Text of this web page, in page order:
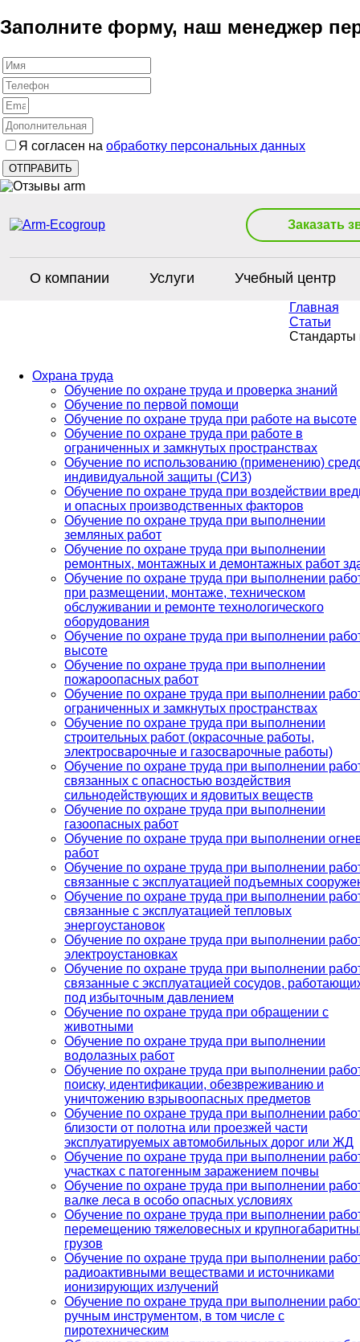
Заполните форму, наш менеджер
Я согласен на обработку персональных данных
Заказать
О компании Услуги Учебный центр
Главная
Статьи
Стандарты
Охрана труда
Обучение по охране труда и проверка знаний
Обучение по первой помощи
Обучение по охране труда при работе на высоте
Обучение по охране труда при работе в
ограниченных и замкнутых пространствах
Обучение по использованию (применению)
индивидуальной защиты (СИЗ)
Обучение по охране труда при воздействии
и опасных производственных факторов
Обучение по охране труда при выполнении
земляных работ
Обучение по охране труда при выполнении
ремонтных, монтажных и демонтажных работ
Обучение по охране труда при выполнении
при размещении, монтаже, техническом
обслуживании и ремонте технологического
оборудования
Обучение по охране труда при выполнении
высоте
Обучение по охране труда при выполнении
пожароопасных работ
Обучение по охране труда при выполнении
ограниченных и замкнутых пространствах
Обучение по охране труда при выполнении
строительных работ (окрасочные работы,
электросварочные и газосварочные работы)
Обучение по охране труда при выполнении
связанных с опасностью воздействия
сильнодействующих и ядовитых веществ
Обучение по охране труда при выполнении
газоопасных работ
Обучение по охране труда при выполнении
работ
Обучение по охране труда при выполнении
связанные с эксплуатацией подъемных
Обучение по охране труда при выполнении
связанные с эксплуатацией тепловых
энергоустановок
Обучение по охране труда при выполнении
электроустановках
Обучение по охране труда при выполнении
связанные с эксплуатацией сосудов,
под избыточным давлением
Обучение по охране труда при обращении с
животными
Обучение по охране труда при выполнении
водолазных работ
Обучение по охране труда при выполнении
поиску, идентификации, обезвреживанию и
уничтожению взрывоопасных предметов
Обучение по охране труда при выполнении
близости от полотна или проезжей части
эксплуатируемых автомобильных дорог или ЖД
Обучение по охране труда при выполнении
участках с патогенным заражением почвы
Обучение по охране труда при выполнении
валке леса в особо опасных условиях
Обучение по охране труда при выполнении
перемещению тяжеловесных и
грузов
Обучение по охране труда при выполнении
радиоактивными веществами и источниками
ионизирующих излучений
Обучение по охране труда при выполнении
ручным инструментом, в том числе с
пиротехническим